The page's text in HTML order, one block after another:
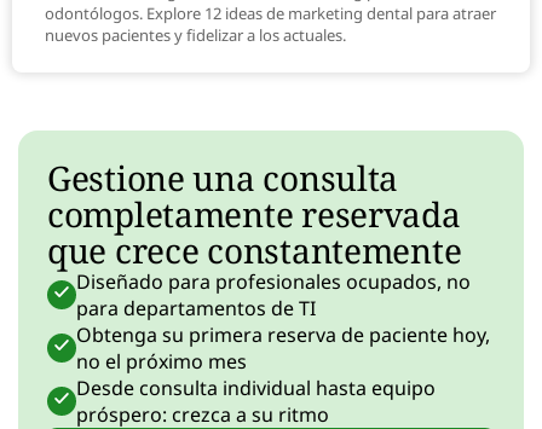
odontólogos. Explore 12 ideas de marketing dental para atraer
nuevos pacientes y fidelizar a los actuales.
Gestione una consulta
completamente reservada
que crece constantemente
Diseñado para profesionales ocupados, no
para departamentos de TI
Obtenga su primera reserva de paciente hoy,
no el próximo mes
Desde consulta individual hasta equipo
próspero: crezca a su ritmo